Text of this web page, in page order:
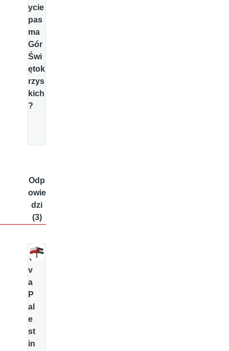
ycie
pas
ma
Gór
Świ
ętok
rzys
kich
?
Odp
owie
dzi
(3)
Vi
v
a
P
al
e
st
in